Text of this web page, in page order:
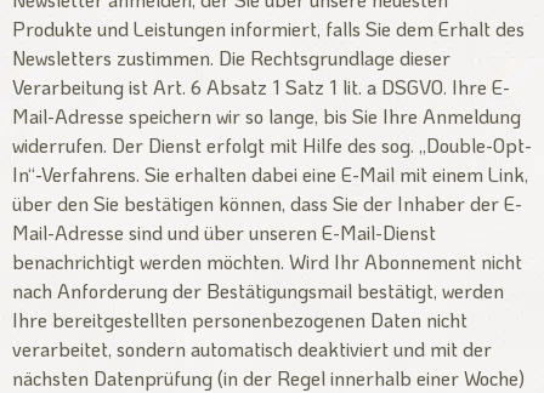
Produkte und Leistungen informiert, falls Sie dem Erhalt des
Newsletters zustimmen. Die Rechtsgrundlage dieser
Verarbeitung ist Art. 6 Absatz 1 Satz 1 lit. a DSGVO. Ihre E-
Mail-Adresse speichern wir so lange, bis Sie Ihre Anmeldung
widerrufen. Der Dienst erfolgt mit Hilfe des sog. „Double-Opt-
In“-Verfahrens. Sie erhalten dabei eine E-Mail mit einem Link,
über den Sie bestätigen können, dass Sie der Inhaber der E-
Mail-Adresse sind und über unseren E-Mail-Dienst
benachrichtigt werden möchten. Wird Ihr Abonnement nicht
nach Anforderung der Bestätigungsmail bestätigt, werden
Ihre bereitgestellten personenbezogenen Daten nicht
verarbeitet, sondern automatisch deaktiviert und mit der
nächsten Datenprüfung (in der Regel innerhalb einer Woche)